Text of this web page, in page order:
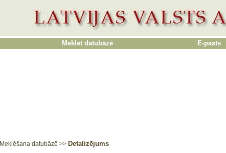
Meklēt datubāzē E-pasts
Meklēšana datubāzē >> Detalizējums